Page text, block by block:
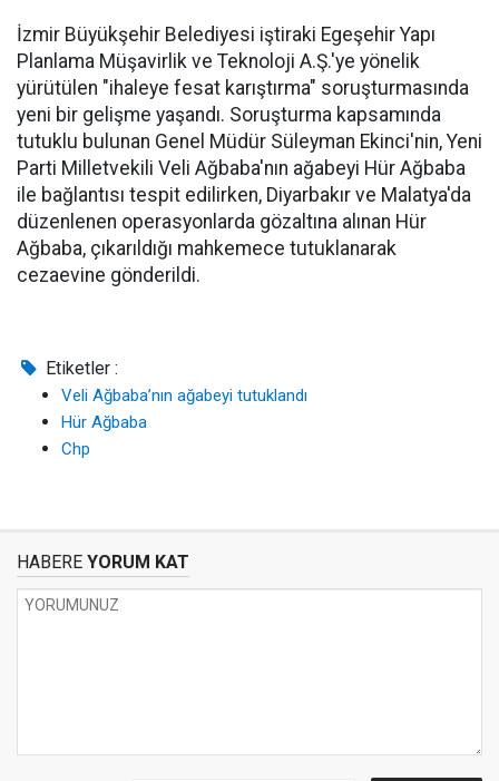
İzmir Büyükşehir Belediyesi iştiraki Egeşehir Yapı
Planlama Müşavirlik ve Teknoloji A.Ş.'ye yönelik
yürütülen "ihaleye fesat karıştırma" soruşturmasında
yeni bir gelişme yaşandı. Soruşturma kapsamında
tutuklu bulunan Genel Müdür Süleyman Ekinci'nin, Yeni
Parti Milletvekili Veli Ağbaba'nın ağabeyi Hür Ağbaba
ile bağlantısı tespit edilirken, Diyarbakır ve Malatya'da
düzenlenen operasyonlarda gözaltına alınan Hür
Ağbaba, çıkarıldığı mahkemece tutuklanarak
cezaevine gönderildi.
Etiketler :
Veli Ağbaba’nın ağabeyi tutuklandı
Hür Ağbaba
Chp
HABERE YORUM KAT